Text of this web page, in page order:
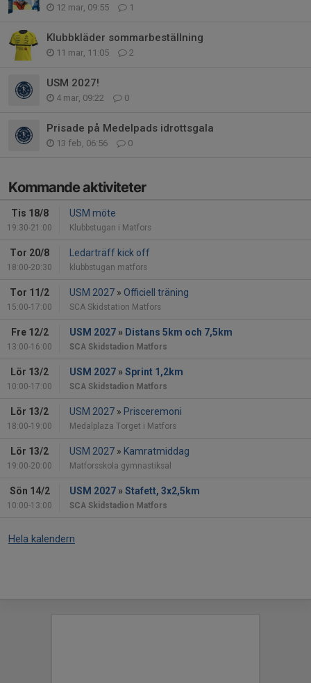
12 mar, 09:55 1
Klubbkläder sommarbeställning
11 mar, 11:05 2
USM 2027!
4 mar, 09:22 0
Prisade på Medelpads idrottsgala
13 feb, 06:56 0
Kommande aktiviteter
Tis 18/8
19:30-21:00
USM möte
Klubbstugan i Matfors
Tor 20/8
18:00-20:30
Ledarträff kick off
klubbstugan matfors
Tor 11/2
15:00-17:00
USM 2027 » Officiell träning
SCA Skidstation Matfors
Fre 12/2
13:00-16:00
USM 2027 » Distans 5km och 7,5km
SCA Skidstadion Matfors
Lör 13/2
10:00-17:00
USM 2027 »Sprint 1,2km
SCA Skidstadion Matfors
Lör 13/2
18:00-19:00
USM 2027 » Prisceremoni
Medalplaza Torget i Matfors
Lör 13/2
19:00-20:00
USM 2027 » Kamratmiddag
Matforsskola gymnastiksal
Sön 14/2
10:00-13:00
USM 2027 »Stafett, 3x2,5km
SCA Skidstadion Matfors
Hela kalendern